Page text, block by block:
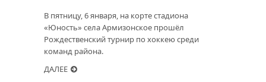
В пятницу, 6 января, на корте стадиона
«Юность» села Армизонское прошёл
Рождественский турнир по хоккею среди
команд района.
ДАЛЕЕ